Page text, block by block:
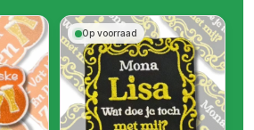
Op voorraad